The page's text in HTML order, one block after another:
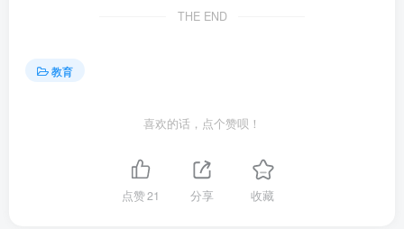
THE END
教育
喜欢的话，点个赞呗！
点赞21 分享 收藏